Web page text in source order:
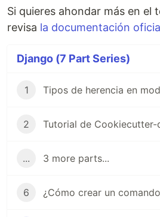
Si quieres ahondar más en el
revisa la documentación
Django (7 Part Series)
1 Tipos de herencia en
2
... 3 more parts...
6 ¿Cómo crear un